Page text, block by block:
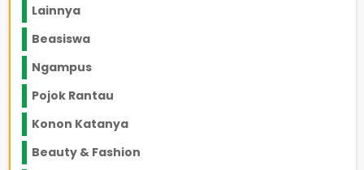
Lainnya
Beasiswa
Ngampus
Pojok Rantau
Konon Katanya
Beauty & Fashion